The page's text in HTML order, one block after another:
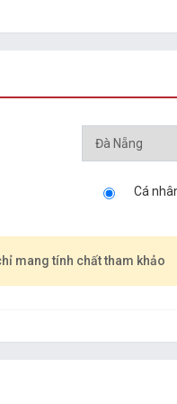
Cá
mang tính chất tham khảo